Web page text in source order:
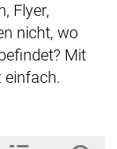
Flyer,
nicht, wo
Mit
einfach.